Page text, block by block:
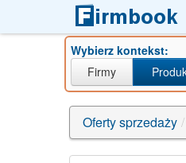
Wybierz kontekst:
Firmy
Oferty sprzedaży /